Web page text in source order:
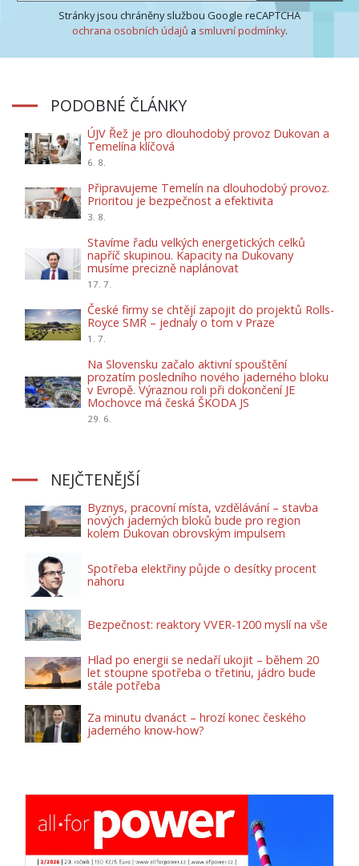
Stránky jsou chráněny službou Google reCAPTCHA
ochrana osobních údajů a smluvní podmínky.
PODOBNÉ ČLÁNKY
ÚJV Řež je pro dlouhodobý provoz Dukovan a
Temelína klíčová
6. 8.
Připravujeme Temelín na dlouhodobý provoz.
Prioritou je bezpečnost a efektivita
3. 8.
Stavíme řadu velkých energetických celků
napříč skupinou. Kapacity na Dukovany
musíme precizně naplánovat
17. 7.
České firmy se chtějí zapojit do projektů Rolls-
Royce SMR – jednaly o tom v Praze
1. 7.
Na Slovensku začalo aktivní spouštění
prozatím posledního nového jaderného bloku
v Evropě. Výraznou roli při dokončení JE
Mochovce má česká ŠKODA JS
29. 6.
NEJČTENĚJŠÍ
Byznys, pracovní místa, vzdělávání – stavba
nových jaderných bloků bude pro region
kolem Dukovan obrovským impulsem
Spotřeba elektřiny půjde o desítky procent
nahoru
Bezpečnost: reaktory VVER-1200 myslí na vše
Hlad po energii se nedaří ukojit – během 20
let stoupne spotřeba o třetinu, jádro bude
stále potřeba
Za minutu dvanáct – hrozí konec českého
jaderného know-how?